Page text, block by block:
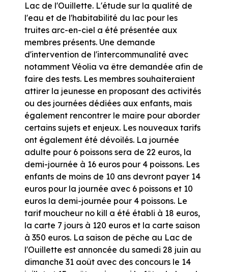
Lac de l'Ouillette. L'étude sur la qualité de
l'eau et de l'habitabilité du lac pour les
truites arc-en-ciel a été présentée aux
membres présents. Une demande
d'intervention de l'intercommunalité avec
notamment Véolia va être demandée afin de
faire des tests. Les membres souhaiteraient
attirer la jeunesse en proposant des activités
ou des journées dédiées aux enfants, mais
également rencontrer le maire pour aborder
certains sujets et enjeux. Les nouveaux tarifs
ont également été dévoilés. La journée
adulte pour 6 poissons sera de 22 euros, la
demi-journée à 16 euros pour 4 poissons. Les
enfants de moins de 10 ans devront payer 14
euros pour la journée avec 6 poissons et 10
euros la demi-journée pour 4 poissons. Le
tarif moucheur no kill a été établi à 18 euros,
la carte 7 jours à 120 euros et la carte saison
à 350 euros. La saison de pêche au Lac de
l'Ouillette est annoncée du samedi 28 juin au
dimanche 31 août avec des concours le 14